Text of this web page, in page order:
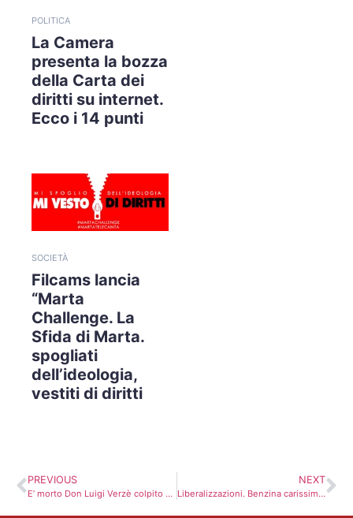
POLITICA
La Camera
presenta la bozza
della Carta dei
diritti su internet.
Ecco i 14 punti
SOCIETÀ
Filcams lancia
“Marta
Challenge. La
Sfida di Marta.
spogliati
dell’ideologia,
vestiti di diritti
PREVIOUS
E’ morto Don Luigi Verzè colpito da crisi cardiaca
NEXT
Liberalizzazioni. Benzina carissima, consumatori uccisi non solo dalle accise